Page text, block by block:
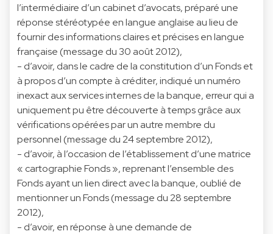
l’intermédiaire d’un cabinet d’avocats, préparé une
réponse stéréotypée en langue anglaise au lieu de
fournir des informations claires et précises en langue
française (message du 30 août 2012),
- d’avoir, dans le cadre de la constitution d’un Fonds et
à propos d’un compte à créditer, indiqué un numéro
inexact aux services internes de la banque, erreur qui a
uniquement pu être découverte à temps grâce aux
vérifications opérées par un autre membre du
personnel (message du 24 septembre 2012),
- d’avoir, à l’occasion de l’établissement d’une matrice
« cartographie Fonds », reprenant l’ensemble des
Fonds ayant un lien direct avec la banque, oublié de
mentionner un Fonds (message du 28 septembre
2012),
- d’avoir, en réponse à une demande de